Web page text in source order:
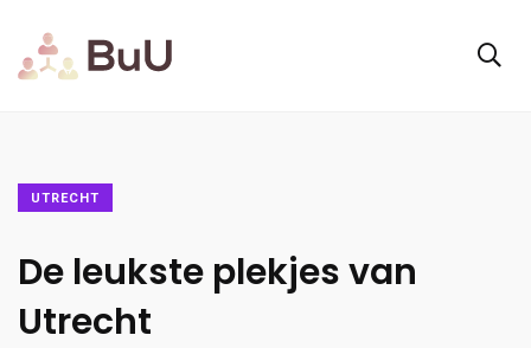
UTRECHT
De leukste plekjes van
Utrecht